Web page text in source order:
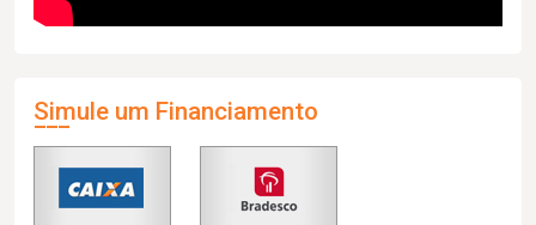
Simule um Financiamento